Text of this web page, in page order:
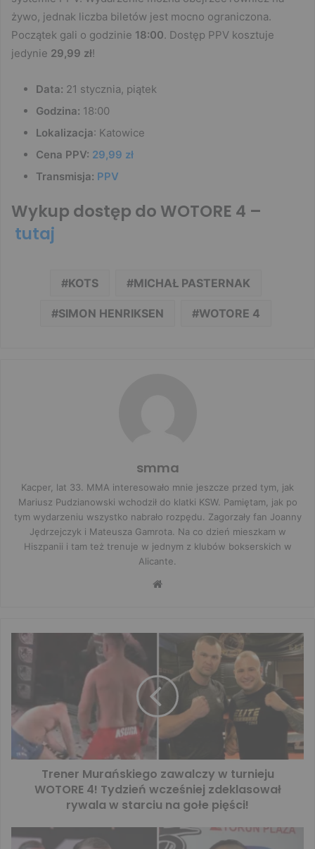
żywo, jednak liczba biletów jest mocno ograniczona.
Początek gali o godzinie 18:00. Dostęp PPV kosztuje
jedynie 29,99 zł!
Data: 21 stycznia, piątek
Godzina: 18:00
Lokalizacja: Katowice
Cena PPV: 29,99 zł
Transmisja: PPV
Wykup dostęp do WOTORE 4 –
tutaj
KOTS MICHAŁ PASTERNAK
SIMON HENRIKSEN WOTORE 4
smma
Kacper, lat 33. MMA interesowało mnie jeszcze przed tym, jak
Mariusz Pudzianowski wchodził do klatki KSW. Pamiętam, jak po
tym wydarzeniu wszystko nabrało rozpędu. Zagorzały fan Joanny
Jędrzejczyk i Mateusza Gamrota. Na co dzień mieszkam w
Hiszpanii i tam też trenuje w jednym z klubów bokserskich w
Alicante.
Website
Trener Murańskiego zawalczy w turnieju
WOTORE 4! Tydzień wcześniej zdeklasował
rywala w starciu na gołe pięści!